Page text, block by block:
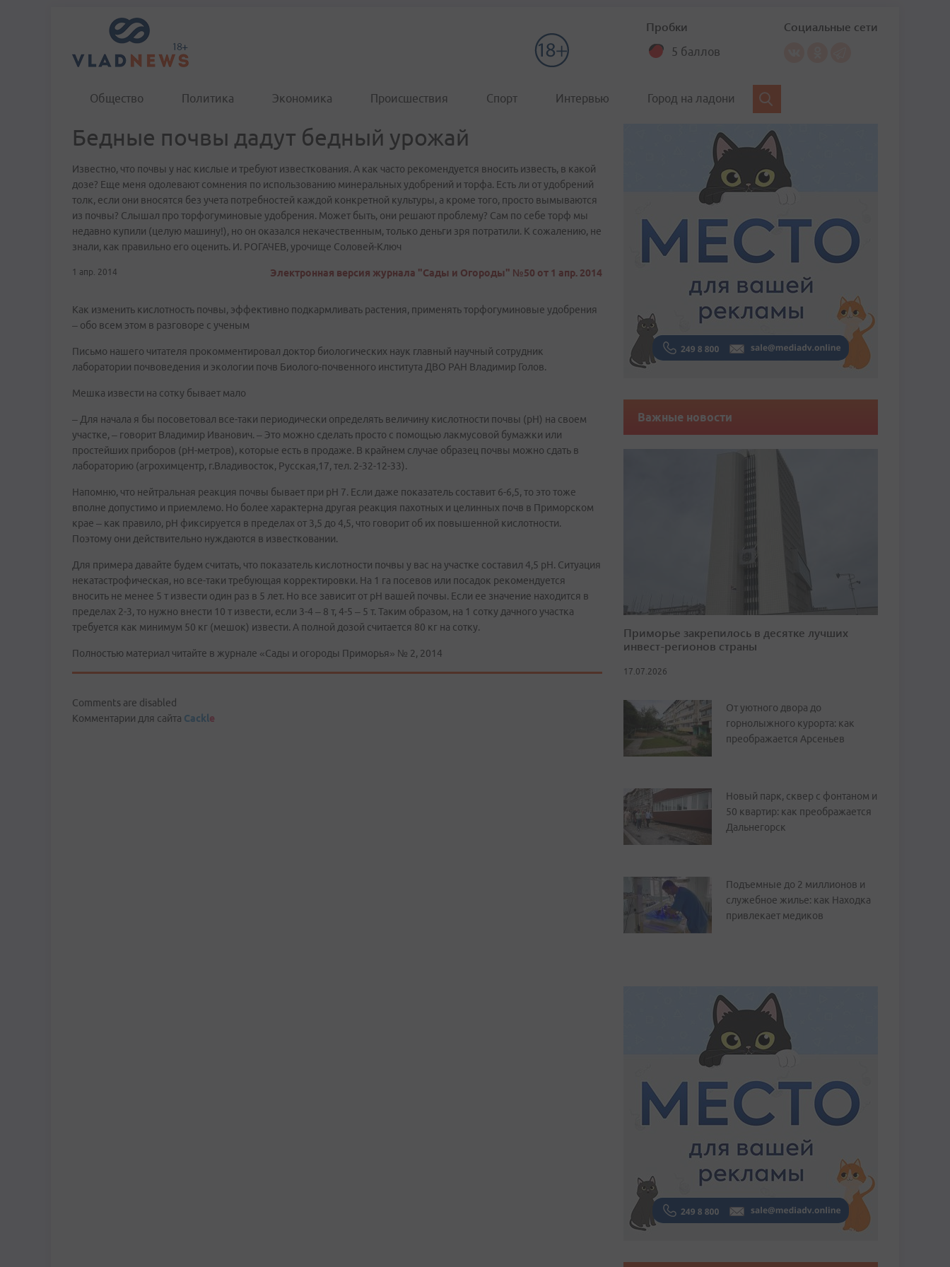
Пробки
5 баллов
Социальные сети
Общество Политика Экономика Происшествия Спорт Интервью Город на ладони
Бедные почвы дадут бедный урожай
Известно, что почвы у нас кислые и требуют известкования. А как часто рекомендуется вносить известь, в какой
дозе? Еще меня одолевают сомнения по использованию минеральных удобрений и торфа. Есть ли от удобрений
толк, если они вносятся без учета потребностей каждой конкретной культуры, а кроме того, просто вымываются
из почвы? Слышал про торфогуминовые удобрения. Может быть, они решают проблему? Сам по себе торф мы
недавно купили (целую машину!), но он оказался некачественным, только деньги зря потратили. К сожалению, не
знали, как правильно его оценить. И. РОГАЧЕВ, урочище Соловей-Ключ
1 апр. 2014 Электронная версия журнала "Сады и Огороды" №50 от 1 апр. 2014
Как изменить кислотность почвы, эффективно подкармливать растения, применять торфогуминовые удобрения
– обо всем этом в разговоре с ученым
Письмо нашего читателя прокомментировал доктор биологических наук главный научный сотрудник
лаборатории почвоведения и экологии почв Биолого-почвенного института ДВО РАН Владимир Голов.
Мешка извести на сотку бывает мало
– Для начала я бы посоветовал все-таки периодически определять величину кислотности почвы (рН) на своем
участке, – говорит Владимир Иванович. – Это можно сделать просто с помощью лакмусовой бумажки или
простейших приборов (рН-метров), которые есть в продаже. В крайнем случае образец почвы можно сдать в
лабораторию (агрохимцентр, г.Владивосток, Русская,17, тел. 2-32-12-33).
Напомню, что нейтральная реакция почвы бывает при рН 7. Если даже показатель составит 6-6,5, то это тоже
вполне допустимо и приемлемо. Но более характерна другая реакция пахотных и целинных почв в Приморском
крае – как правило, рН фиксируется в пределах от 3,5 до 4,5, что говорит об их повышенной кислотности.
Поэтому они действительно нуждаются в известковании.
Для примера давайте будем считать, что показатель кислотности почвы у вас на участке составил 4,5 рН. Ситуация
некатастрофическая, но все-таки требующая корректировки. На 1 га посевов или посадок рекомендуется
вносить не менее 5 т извести один раз в 5 лет. Но все зависит от рН вашей почвы. Если ее значение находится в
пределах 2-3, то нужно внести 10 т извести, если 3-4 – 8 т, 4-5 – 5 т. Таким образом, на 1 сотку дачного участка
требуется как минимум 50 кг (мешок) извести. А полной дозой считается 80 кг на сотку.
Полностью материал читайте в журнале «Сады и огороды Приморья» № 2, 2014
Comments are disabled
Комментарии для сайта Cackle
Важные новости
Приморье закрепилось в десятке лучших
инвест-регионов страны
17.07.2026
От уютного двора до
горнолыжного курорта: как
преображается Арсеньев
Новый парк, сквер с фонтаном и
50 квартир: как преображается
Дальнегорск
Подъемные до 2 миллионов и
служебное жилье: как Находка
привлекает медиков